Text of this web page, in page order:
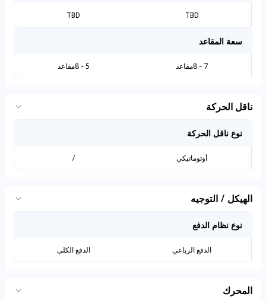
TBD
TBD
سعة المقاعد
7 - 8مقاعد 5 - 8مقاعد
ناقل الحركة
نوع ناقل الحركة
أوتوماتيكي /
الهيكل / التوجيه
نوع نظام الدفع
الدفع الرباعي الدفع الكلي
المحرك